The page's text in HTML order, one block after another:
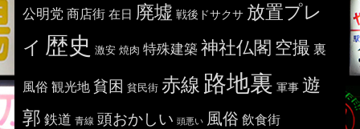
公明党 商店街 在日 廃墟 戦後ドサクサ 放置プレ
イ 歴史 激安 焼肉 特殊建築 神社仏閣 空撮 裏
風俗 観光地 貧困 貧民街 赤線 路地裏 軍事 遊
郭 鉄道 青線 頭おかしい 頭悪い 風俗 飲食街